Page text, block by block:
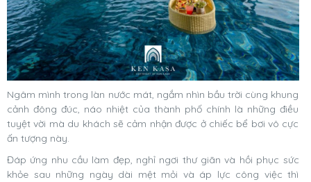
Ngâm mình trong làn nước mát, ngắm nhìn bầu trời cùng khung
cảnh đông đúc, náo nhiệt của thành phố chính là những điều
tuyệt vời mà du khách sẽ cảm nhận được ở chiếc bể bơi vô cực
ấn tượng này.
Đáp ứng nhu cầu làm đẹp, nghỉ ngơi thư giãn và hồi phục sức
khỏe sau những ngày dài mệt mỏi và áp lực công việc thì